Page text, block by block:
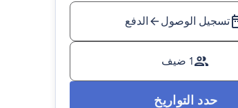
تسجيل الوصول الدفع
1 ضيف
حدد التواريخ